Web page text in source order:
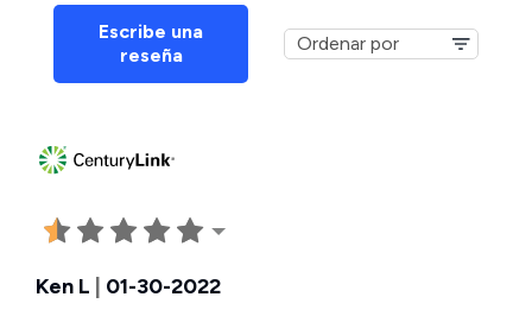
Escribe una
reseña
Ken L 01-30-2022